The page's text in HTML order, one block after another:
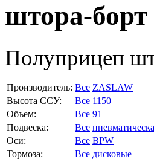
штора-борт
Полуприцеп
Производитель: Все ZASLAW
Высота ССУ:
Все 1150
Объем:
Все 91
Подвеска:
Все
Оси:
Все BPW
Тормоза:
Все дисковые